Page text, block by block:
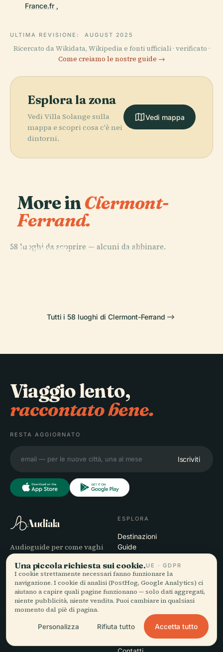
France.fr ,
ULTIMA REVISIONE: AUGUST 2025
Ricercato da Wikidata, Wikipedia e fonti ufficiali · verificato ·
Come creiamo le nostre guide →
Esplora la zona
Vedi Villa Solange sulla
mappa e scopri cosa c'è nei
dintorni.
Vedi mappa
More inClermont-
Ferrand.
58 luoghi da scoprire — alcuni da abbinare.
PLACE
Clermont-
PLACE
PLACE PLACE
Tutti i 58 luoghi di Clermont-Ferrand
Viaggio lento,
raccontato bene.
RESTA AGGIORNATO
Iscriviti
Audiala
Audioguide per come vaghi
davvero — con fonti oneste,
narrate per la strada,
scaricate una volta sola.
ESPLORA
Destinazioni
Guide
Vedi i prezzi
Scarica
AZIENDA
Processo editoriale
AIUTO
Assistenza
Risoluzione dei problemi
Una piccola richiesta sui cookie.UE · GDPR
I cookie strettamente necessari fanno funzionare la
navigazione. I cookie di analisi (PostHog, Google Analytics) ci
aiutano a capire quali pagine funzionano — solo dati aggregati,
niente pubblicità, niente vendita. Puoi cambiare in qualsiasi
momento dal piè di pagina.
Personalizza Rifiuta tutto Accetta tutto